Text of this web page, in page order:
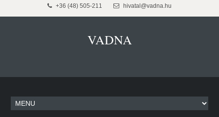
+36 (48) 505-211 hivatal@vadna.hu
VADNA